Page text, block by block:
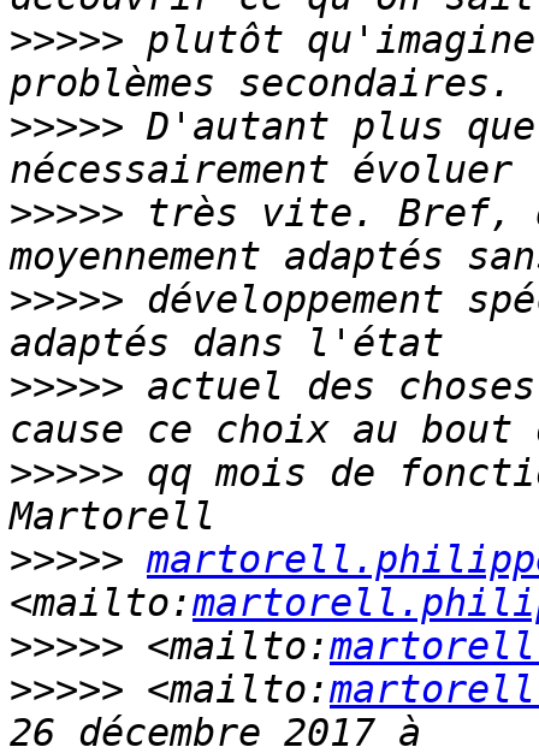
>>>>> plutôt
>>>>> D'autant plus
>>>>> très vite. Bref,
>>>>> développement
>>>>> actuel des
>>>>> qq mois de
>>>>>
<mailto:
>>>>> <mailto:
>>>>> <mailto: